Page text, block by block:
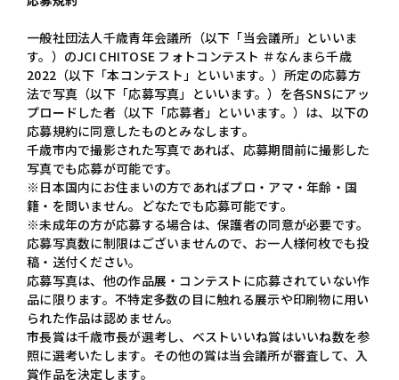
一般社団法人千歳青年会議所（以下「当会議所」といいま
す。）のJCI CHITOSE フォトコンテスト ＃なんまら千歳
2022（以下「本コンテスト」といいます。）所定の応募方
法で写真（以下「応募写真」といいます。）を各SNSにアッ
プロードした者（以下「応募者」といいます。）は、以下の
応募規約に同意したものとみなします。
千歳市内で撮影された写真であれば、応募期間前に撮影した
写真でも応募が可能です。
※日本国内にお住まいの方であればプロ・アマ・年齢・国
籍・を問いません。どなたでも応募可能です。
※未成年の方が応募する場合は、保護者の同意が必要です。
応募写真数に制限はございませんので、お一人様何枚でも投
稿・送付ください。
応募写真は、他の作品展・コンテストに応募されていない作
品に限ります。不特定多数の目に触れる展示や印刷物に用い
られた作品は認めません。
市長賞は千歳市長が選考し、ベストいいね賞はいいね数を参
照に選考いたします。その他の賞は当会議所が審査して、入
賞作品を決定します。